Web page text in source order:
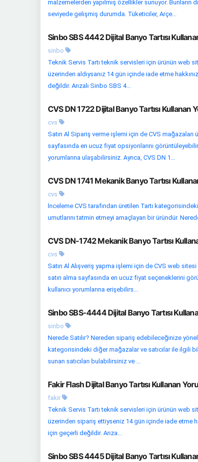
malzemelerden yapılmış özellikler sunuyor.
seviyede gelişmiş durumda. Tüketiciler, Arçe...
Sinbo SBS 4442 Dijital Banyo Tartısı
sinbo
Teknik Servis Tartı teknik servisleri için ürünün web
üzerinden aldıysanız 14 gün içinde iade etme
değildir. Arızalı Sinbo SBS 4...
CVS DN 1722 Dijital Banyo Tartısı Kullanan
cvs
Satın Al Sipariş verme işlemi için de CVS
sayfasında en ucuz fiyat opsiyonlarını
yorumlarına ulaşabilirsiniz. Ayrıca, CVS DN 1...
CVS DN 1741 Mekanik Banyo Tartısı
cvs
İnceleme CVS tarafından üretilen Tartı
umutlarını tatmin etmeyi amaçlayan bir üründür.
CVS DN-1742 Mekanik Banyo Tartısı
cvs
Satın Al Alışveriş yapma işlemi için de CVS web
satın alma sayfasında en ucuz fiyat seçeneklerini
kullanıcı yorumlarına erişebilirs...
Sinbo SBS-4444 Dijital Banyo Tartısı
sinbo
Nerede Satılır? Nereden sipariş edebileceğinize
kategorisindeki diğer mağazalar ve satıcılar ile ilgili
sunan satıcıları bulabilirsiniz ve ...
Fakir Flash Dijital Banyo Tartısı Kullanan
fakir
Teknik Servis Tartı teknik servisleri için ürünün web
üzerinden sipariş ettiyseniz 14 gün içinde iade etme
için geçerli değildir. Arıza...
Sinbo SBS 4445 Dijital Banyo Tartısı